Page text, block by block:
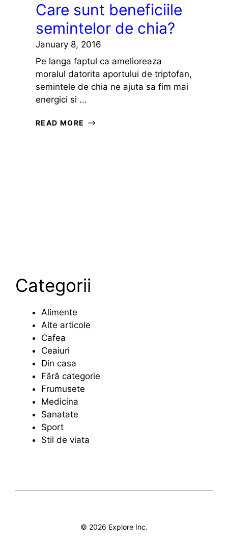
Care sunt beneficiile
semintelor de chia?
January 8, 2016
Pe langa faptul ca amelioreaza
moralul datorita aportului de triptofan,
semintele de chia ne ajuta sa fim mai
energici si ...
READ MORE
Categorii
Alimente
Alte articole
Cafea
Ceaiuri
Din casa
Fără categorie
Frumusete
Medicina
Sanatate
Sport
Stil de viata
© 2026 Explore Inc.